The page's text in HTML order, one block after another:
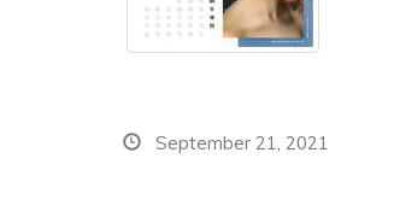
September 21, 2021